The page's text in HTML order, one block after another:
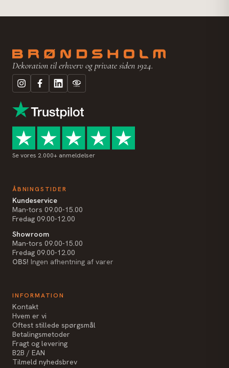
Dekoration til erhverv og private siden 1924.
Se vores 2.000+ anmeldelser
ÅBNINGSTIDER
Kundeservice
Man-tors 09.00-15.00
Fredag 09.00-12.00
Showroom
Man-tors 09.00-15.00
Fredag 09.00-12.00
OBS! Ingen afhentning af varer
INFORMATION
Kontakt
Hvem er vi
Oftest stillede spørgsmål
Betalingsmetoder
Fragt og levering
B2B / EAN
Tilmeld nyhedsbrev